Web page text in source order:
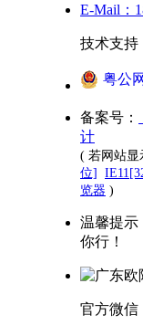
E-Mail：
技术支持
粤公
备案号：
计
( 若网站显
位]
览器 )
温馨提示
你行！
官方微信